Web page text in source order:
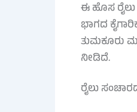
ಈ ಹೊಸ
ಭಾಗದ
ತುಮಕೂರು
ನೀಡಿದೆ.
ರೈಲು